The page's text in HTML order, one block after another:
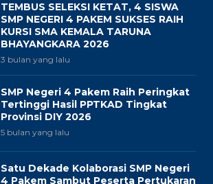
TEMBUS SELEKSI KETAT, 4 SISWA
SMP NEGERI 4 PAKEM SUKSES RAIH
KURSI SMA KEMALA TARUNA
BHAYANGKARA 2026
3 bulan yang lalu
SMP Negeri 4 Pakem Raih Peringkat
Tertinggi Hasil PPTKAD Tingkat
Provinsi DIY 2026
5 bulan yang lalu
Satu Dekade Kolaborasi SMP Negeri
4 Pakem Sambut Peserta Pertukaran